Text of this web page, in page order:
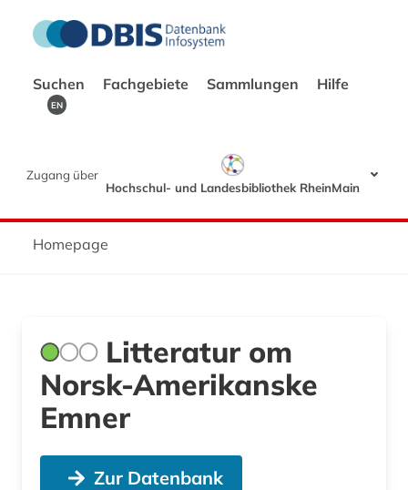
Suchen Fachgebiete Sammlungen Hilfe
EN
Zugang über
Hochschul- und Landesbibliothek RheinMain
Homepage
Litteratur om
Norsk-Amerikanske
Emner
Zur Datenbank